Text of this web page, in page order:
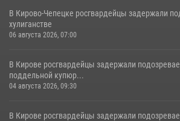
В Кирово-Чепецке росгвардейцы задержали
хулиганстве
06 августа 2026, 07:00
В Кирове росгвардейцы задержали
поддельной купюр...
04 августа 2026, 09:30
В Кирове росгвардейцы задержали